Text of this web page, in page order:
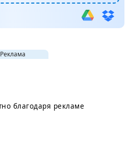
Реклама
благодаря рекламе